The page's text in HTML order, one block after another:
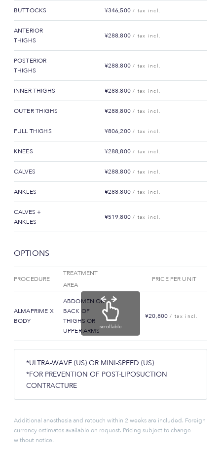
BUTTOCKS ¥346,500 / tax incl.
ANTERIOR
THIGHS
¥288,800 / tax incl.
POSTERIOR
THIGHS
¥288,800 / tax incl.
INNER THIGHS ¥288,800 / tax incl.
OUTER THIGHS ¥288,800 / tax incl.
FULL THIGHS ¥806,200 / tax incl.
KNEES ¥288,800 / tax incl.
CALVES ¥288,800 / tax incl.
ANKLES ¥288,800 / tax incl.
CALVES +
ANKLES
¥519,800 / tax incl.
OPTIONS
PROCEDURE
TREATMENT
AREA
PRICE PER UNIT
ALMAPRIME X
BODY
ABDOMEN OR
BACK OF
THIGHS OR
UPPER ARMS
¥20,800 / tax incl.
scrollable
*ULTRA-WAVE (US) OR MINI-SPEED (US)
*FOR PREVENTION OF POST-LIPOSUCTION
CONTRACTURE
Additional anesthesia and retouch within 2 weeks are included. Foreign
currency estimates available on request. Pricing subject to change
without notice.